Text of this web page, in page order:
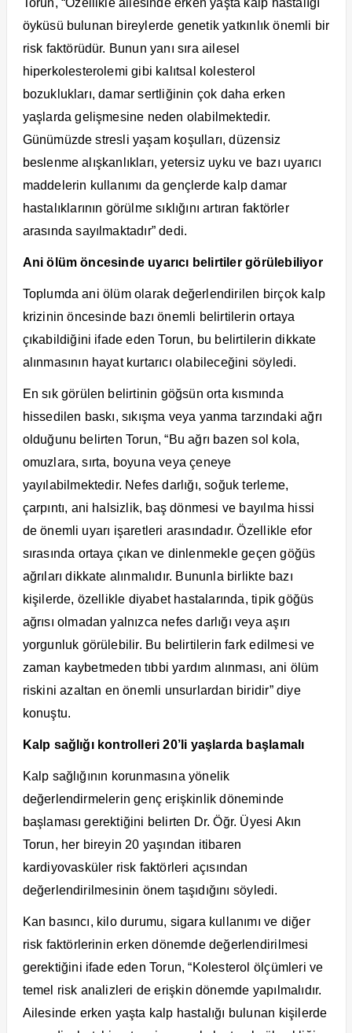
Torun, “Özellikle ailesinde erken yaşta kalp hastalığı
öyküsü bulunan bireylerde genetik yatkınlık önemli bir
risk faktörüdür. Bunun yanı sıra ailesel
hiperkolesterolemi gibi kalıtsal kolesterol
bozuklukları, damar sertliğinin çok daha erken
yaşlarda gelişmesine neden olabilmektedir.
Günümüzde stresli yaşam koşulları, düzensiz
beslenme alışkanlıkları, yetersiz uyku ve bazı uyarıcı
maddelerin kullanımı da gençlerde kalp damar
hastalıklarının görülme sıklığını artıran faktörler
arasında sayılmaktadır” dedi.
Ani ölüm öncesinde uyarıcı belirtiler görülebiliyor
Toplumda ani ölüm olarak değerlendirilen birçok kalp
krizinin öncesinde bazı önemli belirtilerin ortaya
çıkabildiğini ifade eden Torun, bu belirtilerin dikkate
alınmasının hayat kurtarıcı olabileceğini söyledi.
En sık görülen belirtinin göğsün orta kısmında
hissedilen baskı, sıkışma veya yanma tarzındaki ağrı
olduğunu belirten Torun, “Bu ağrı bazen sol kola,
omuzlara, sırta, boyuna veya çeneye
yayılabilmektedir. Nefes darlığı, soğuk terleme,
çarpıntı, ani halsizlik, baş dönmesi ve bayılma hissi
de önemli uyarı işaretleri arasındadır. Özellikle efor
sırasında ortaya çıkan ve dinlenmekle geçen göğüs
ağrıları dikkate alınmalıdır. Bununla birlikte bazı
kişilerde, özellikle diyabet hastalarında, tipik göğüs
ağrısı olmadan yalnızca nefes darlığı veya aşırı
yorgunluk görülebilir. Bu belirtilerin fark edilmesi ve
zaman kaybetmeden tıbbi yardım alınması, ani ölüm
riskini azaltan en önemli unsurlardan biridir” diye
konuştu.
Kalp sağlığı kontrolleri 20’li yaşlarda başlamalı
Kalp sağlığının korunmasına yönelik
değerlendirmelerin genç erişkinlik döneminde
başlaması gerektiğini belirten Dr. Öğr. Üyesi Akın
Torun, her bireyin 20 yaşından itibaren
kardiyovasküler risk faktörleri açısından
değerlendirilmesinin önem taşıdığını söyledi.
Kan basıncı, kilo durumu, sigara kullanımı ve diğer
risk faktörlerinin erken dönemde değerlendirilmesi
gerektiğini ifade eden Torun, “Kolesterol ölçümleri ve
temel risk analizleri de erişkin dönemde yapılmalıdır.
Ailesinde erken yaşta kalp hastalığı bulunan kişilerde